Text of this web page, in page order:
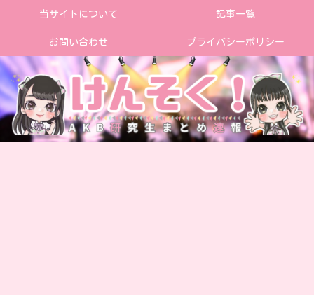
当サイトについて 記事一覧
お問い合わせ プライバシーポリシー